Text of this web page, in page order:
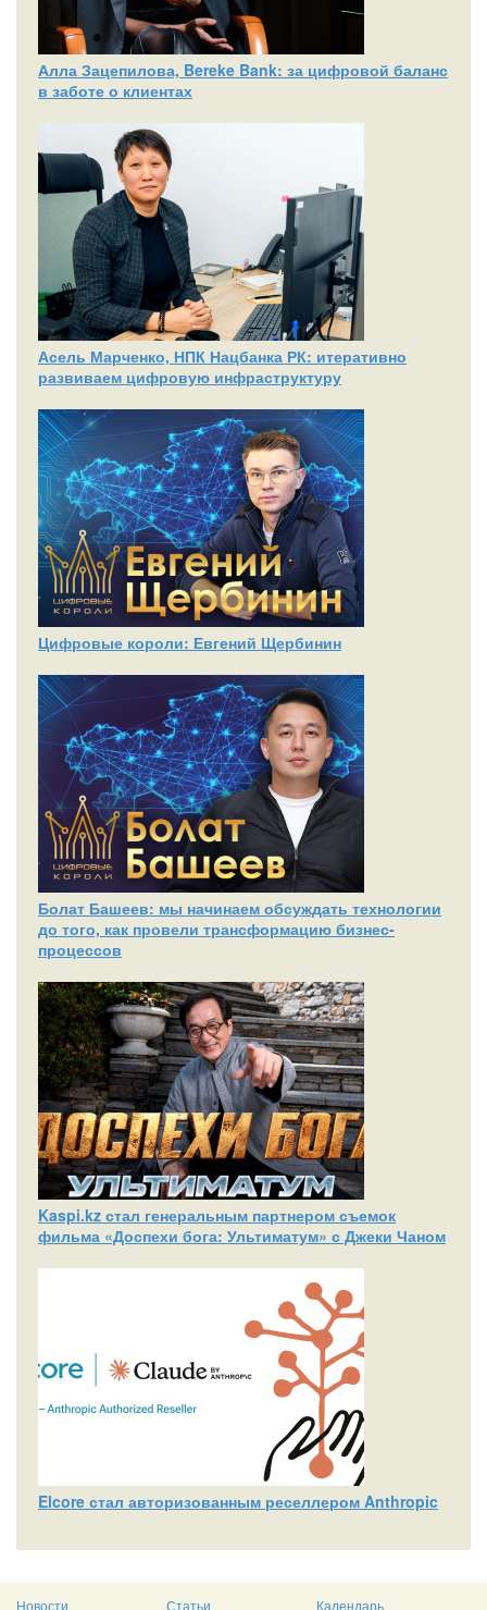
Алла Зацепилова, Bereke Bank: за цифровой баланс
в заботе о клиентах
Асель Марченко, НПК Нацбанка РК: итеративно
развиваем цифровую инфраструктуру
Цифровые короли: Евгений Щербинин
Болат Башеев: мы начинаем обсуждать технологии
до того, как провели трансформацию бизнес-
процессов
Kaspi.kz стал генеральным партнером съемок
фильма «Доспехи бога: Ультиматум» с Джеки Чаном
Elcore стал авторизованным реселлером Anthropic
Новости Статьи Календарь